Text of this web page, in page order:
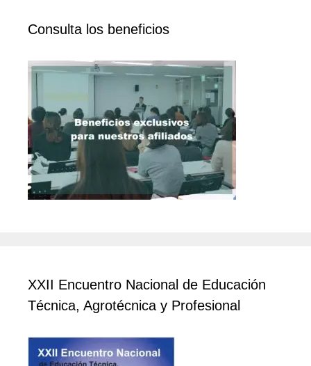
Consulta los beneficios
XXII Encuentro Nacional de Educación
Técnica, Agrotécnica y Profesional